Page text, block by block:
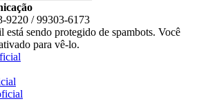
9220 / 99303-6173
está sendo protegido de spambots. Você
para vê-lo.